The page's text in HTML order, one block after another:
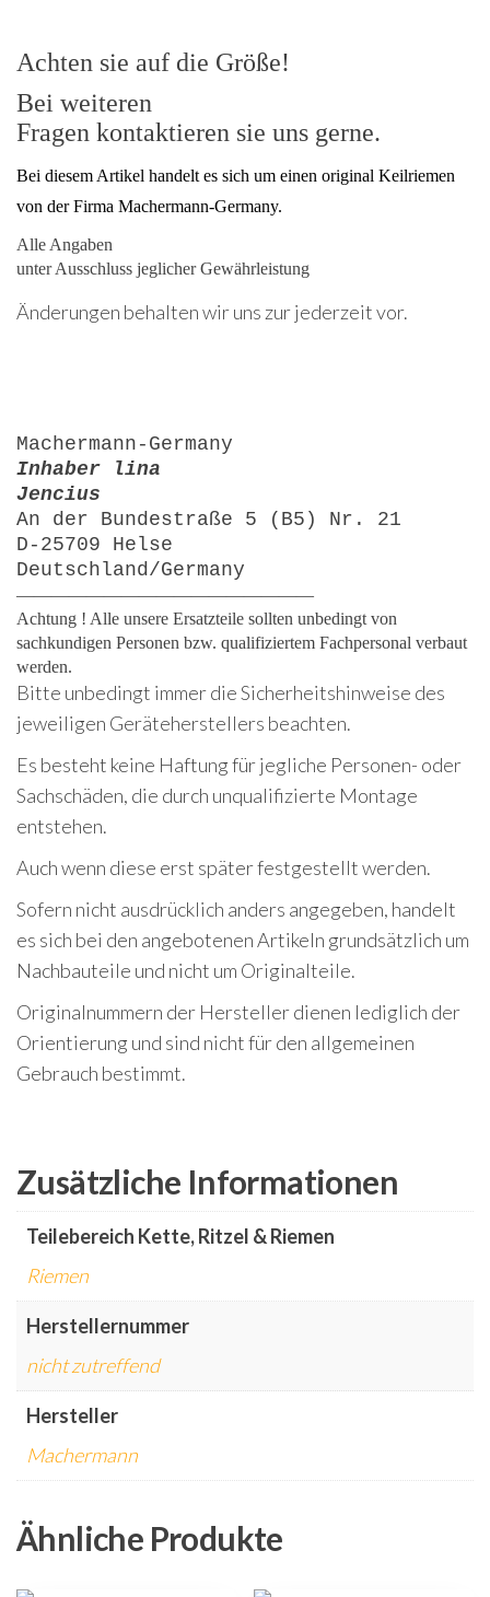
Achten sie auf die Größe!
Bei weiteren
Fragen kontaktieren sie uns gerne.
Bei diesem Artikel handelt es sich um einen original Keilriemen
von der Firma Machermann-Germany.
Alle Angaben
unter Ausschluss jeglicher Gewährleistung
Änderungen behalten wir uns zur jederzeit vor.
Machermann-Germany
Inhaber lina
Jencius
An der Bundestraße 5 (B5) Nr. 21
D-25709 Helse
Deutschland/Germany
—————————————————
Achtung ! Alle unsere Ersatzteile sollten unbedingt von
sachkundigen Personen bzw. qualifiziertem Fachpersonal verbaut
werden.
Bitte unbedingt immer die Sicherheitshinweise des
jeweiligen Geräteherstellers beachten.
Es besteht keine Haftung für jegliche Personen- oder
Sachschäden, die durch unqualifizierte Montage
entstehen.
Auch wenn diese erst später festgestellt werden.
Sofern nicht ausdrücklich anders angegeben, handelt
es sich bei den angebotenen Artikeln grundsätzlich um
Nachbauteile und nicht um Originalteile.
Originalnummern der Hersteller dienen lediglich der
Orientierung und sind nicht für den allgemeinen
Gebrauch bestimmt.
Zusätzliche Informationen
Teilebereich Kette, Ritzel & Riemen
Riemen
Herstellernummer
nicht zutreffend
Hersteller
Machermann
Ähnliche Produkte